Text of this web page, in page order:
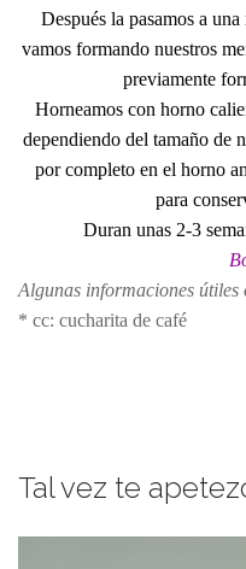
Después la pasamos a
vamos formando nuestros
previamente
Horneamos con horno
dependiendo del tamaño de
por completo en el horno
para
Duran unas 2-3
Algunas informaciones útiles
* cc: cucharita de café
Tal vez te